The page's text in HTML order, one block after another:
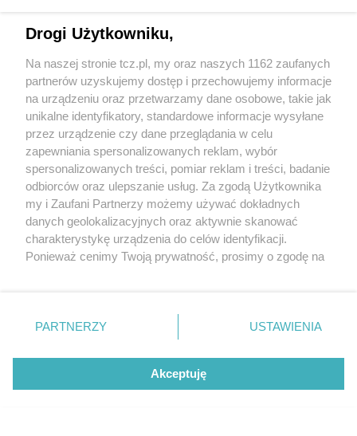
O FIRMIE POLITYKA PRYWATNOŚCI HOSTING
REKLAMA WSPÓŁPRACA RSS FACEBOOK KONTAKT
Nasze serwisy
Aktualności
Tcz24
Historia miasta
Muzyka i kultura
Archiwum wydarzeń
Zdjęcia miasta
Drogi Użytkowniku,
Na naszej stronie tcz.pl, my oraz naszych 1162 zaufanych
partnerów uzyskujemy dostęp i przechowujemy informacje
na urządzeniu oraz przetwarzamy dane osobowe, takie jak
unikalne identyfikatory, standardowe informacje wysyłane
przez urządzenie czy dane przeglądania w celu
zapewniania spersonalizowanych reklam, wybór
spersonalizowanych treści, pomiar reklam i treści, badanie
odbiorców oraz ulepszanie usług. Za zgodą Użytkownika
my i Zaufani Partnerzy możemy używać dokładnych
danych geolokalizacyjnych oraz aktywnie skanować
charakterystykę urządzenia do celów identyfikacji.
Ponieważ cenimy Twoją prywatność, prosimy o zgodę na
znajdujący się w lewym dolnym rogu strony
. Niektóre
przetwarzaniu. Preferencje będą miały zastosowania tylko
PARTNERZY USTAWIENIA
Akceptuję